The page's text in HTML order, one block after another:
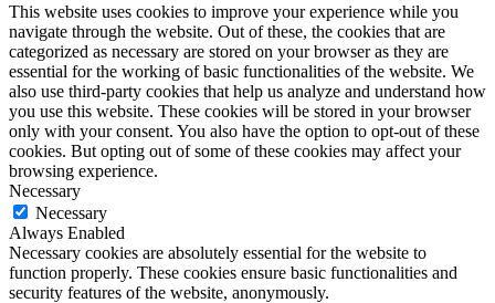
This website uses cookies to improve your experience while you
navigate through the website. Out of these, the cookies that are
categorized as necessary are stored on your browser as they are
essential for the working of basic functionalities of the website. We
also use third-party cookies that help us analyze and understand how
you use this website. These cookies will be stored in your browser
only with your consent. You also have the option to opt-out of these
cookies. But opting out of some of these cookies may affect your
browsing experience.
Necessary
Necessary
Always Enabled
Necessary cookies are absolutely essential for the website to
function properly. These cookies ensure basic functionalities and
security features of the website, anonymously.